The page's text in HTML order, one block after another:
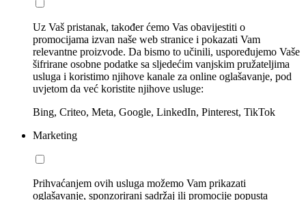
Uz Vaš pristanak, također ćemo Vas obavijestiti o
promocijama izvan naše web stranice i pokazati Vam
relevantne proizvode. Da bismo to učinili, uspoređujemo Vaše
šifrirane osobne podatke sa sljedećim vanjskim pružateljima
usluga i koristimo njihove kanale za online oglašavanje, pod
uvjetom da već koristite njihove usluge:
Bing, Criteo, Meta, Google, LinkedIn, Pinterest, TikTok
Marketing
Prihvaćanjem ovih usluga možemo Vam prikazati
oglašavanje, sponzorirani sadržaj ili promocije popusta